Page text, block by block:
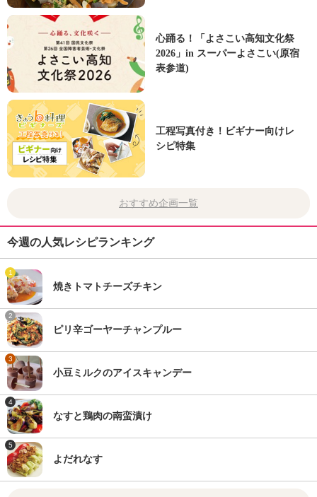
心踊る！「よさこい高知文化祭
2026」in スーパーよさこい(原宿
表参道)
工程写真付き！ビギナー向けレ
シピ特集
おすすめ企画一覧
今週の人気レシピランキング
1
焼きトマトチーズチキン
2
ピリ辛ゴーヤーチャンプルー
3
小豆ミルクのアイスキャンデー
4
なすと鶏肉の南蛮漬け
5
よだれなす